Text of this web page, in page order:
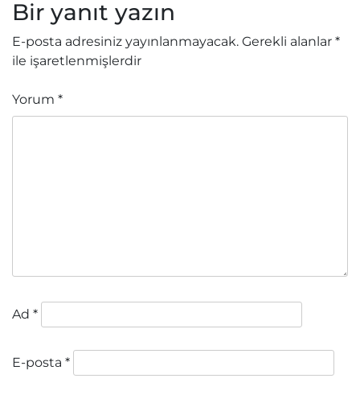
Bir yanıt yazın
E-posta adresiniz yayınlanmayacak. Gerekli alanlar *
ile işaretlenmişlerdir
Yorum *
Ad *
E-posta *